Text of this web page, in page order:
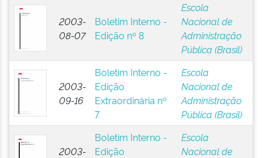
2003-
08-07
Boletim Interno -
Edição nº 8
Escola
Nacional de
Administração
Pública (Brasil)
2003-
09-16
Boletim Interno -
Edição
Extraordinária nº
7
Escola
Nacional de
Administração
Pública (Brasil)
2003-
Boletim Interno -
Edição
Escola
Nacional de